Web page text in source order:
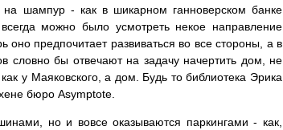
на шампур - как в шикарном ганноверском банке
можно было усмотреть некое направление
оно предпочитает развиваться во все стороны, а в
словно бы отвечают на задачу начертить дом, не
у Маяковского, а дом. Будь то библиотека Эрика
бюро Asymptote.
но и вовсе оказываются паркингами - как,